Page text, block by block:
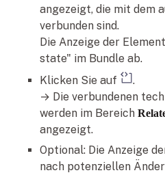
angezeigt, die mit dem
verbunden sind.
Die Anzeige der
state" im Bundle ab.
Klicken Sie auf
.
→ Die verbundenen
werden im Bereich
angezeigt.
Optional: Die Anzeige
nach potenziellen